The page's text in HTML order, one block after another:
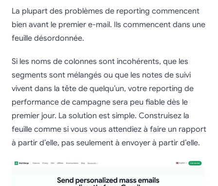
La plupart des problèmes de reporting commencent
bien avant le premier e-mail. Ils commencent dans une
feuille désordonnée.
Si les noms de colonnes sont incohérents, que les
segments sont mélangés ou que les notes de suivi
vivent dans la tête de quelqu’un, votre reporting de
performance de campagne sera peu fiable dès le
premier jour. La solution est simple. Construisez la
feuille comme si vous vous attendiez à faire un rapport
à partir d’elle, pas seulement à envoyer à partir d’elle.